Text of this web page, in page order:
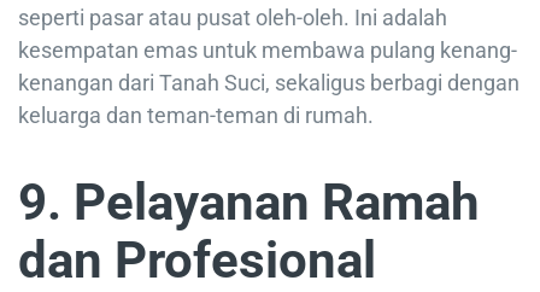
seperti pasar atau pusat oleh-oleh. Ini adalah
kesempatan emas untuk membawa pulang kenang-
kenangan dari Tanah Suci, sekaligus berbagi dengan
keluarga dan teman-teman di rumah.
9. Pelayanan Ramah
dan Profesional